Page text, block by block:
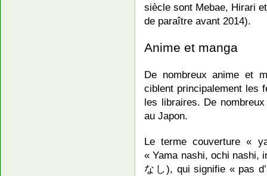
siècle sont Mebae, Hirari
de paraître avant 2014).
Anime et manga
De nombreux anime et
ciblent principalement les
les libraires. De
au Japon.
Le terme couverture «
« Yama nashi, ochi nashi,
なし), qui signifie « pas